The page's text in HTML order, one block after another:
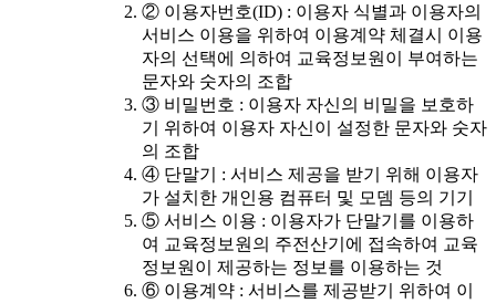
② 이용자번호(ID) : 이용자 식별과 이용자의
서비스 이용을 위하여 이용계약 체결시 이용
자의 선택에 의하여 교육정보원이 부여하는
문자와 숫자의 조합
③ 비밀번호 : 이용자 자신의 비밀을 보호하
기 위하여 이용자 자신이 설정한 문자와 숫자
의 조합
④ 단말기 : 서비스 제공을 받기 위해 이용자
가 설치한 개인용 컴퓨터 및 모뎀 등의 기기
⑤ 서비스 이용 : 이용자가 단말기를 이용하
여 교육정보원의 주전산기에 접속하여 교육
정보원이 제공하는 정보를 이용하는 것
⑥ 이용계약 : 서비스를 제공받기 위하여 이